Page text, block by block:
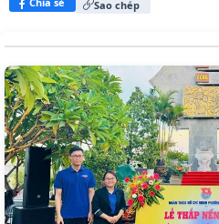
Sao chép